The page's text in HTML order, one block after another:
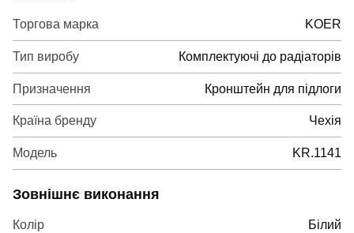
Торгова марка KOER
Тип виробу Комплектуючі до радіаторів
Призначення Кронштейн для підлоги
Країна бренду Чехія
Модель KR.1141
Зовнішнє виконання
Колір Білий